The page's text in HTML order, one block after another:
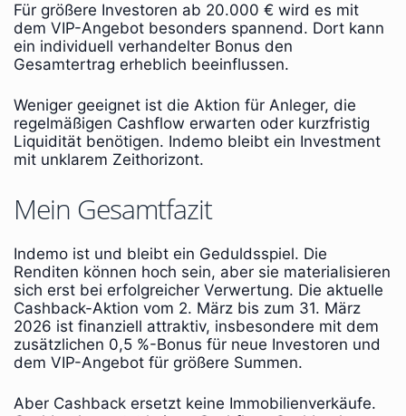
Für größere Investoren ab 20.000 € wird es mit
dem VIP-Angebot besonders spannend. Dort kann
ein individuell verhandelter Bonus den
Gesamtertrag erheblich beeinflussen.
Weniger geeignet ist die Aktion für Anleger, die
regelmäßigen Cashflow erwarten oder kurzfristig
Liquidität benötigen. Indemo bleibt ein Investment
mit unklarem Zeithorizont.
Mein Gesamtfazit
Indemo ist und bleibt ein Geduldsspiel. Die
Renditen können hoch sein, aber sie materialisieren
sich erst bei erfolgreicher Verwertung. Die aktuelle
Cashback-Aktion vom 2. März bis zum 31. März
2026 ist finanziell attraktiv, insbesondere mit dem
zusätzlichen 0,5 %-Bonus für neue Investoren und
dem VIP-Angebot für größere Summen.
Aber Cashback ersetzt keine Immobilienverkäufe.